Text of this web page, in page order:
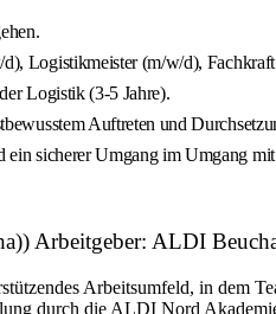
Logistikmeister (m/w/d),
Logistik (3-5 Jahre).
Auftreten und
sicherer Umgang im Umgang
Arbeitgeber: ALDI
Arbeitsumfeld, in dem
durch die ALDI Nord